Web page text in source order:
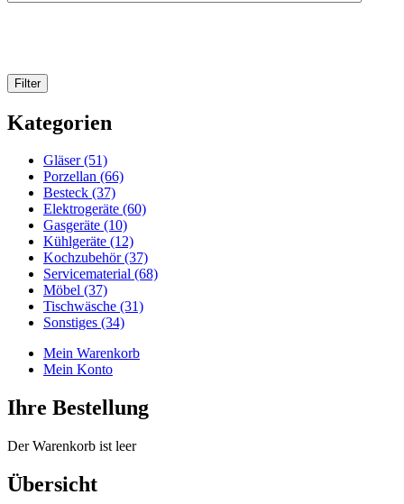
Kategorien
Gläser (51)
Porzellan (66)
Besteck (37)
Elektrogeräte (60)
Gasgeräte (10)
Kühlgeräte (12)
Kochzubehör (37)
Servicematerial (68)
Möbel (37)
Tischwäsche (31)
Sonstiges (34)
Mein Warenkorb
Mein Konto
Ihre Bestellung
Der Warenkorb ist leer
Übersicht